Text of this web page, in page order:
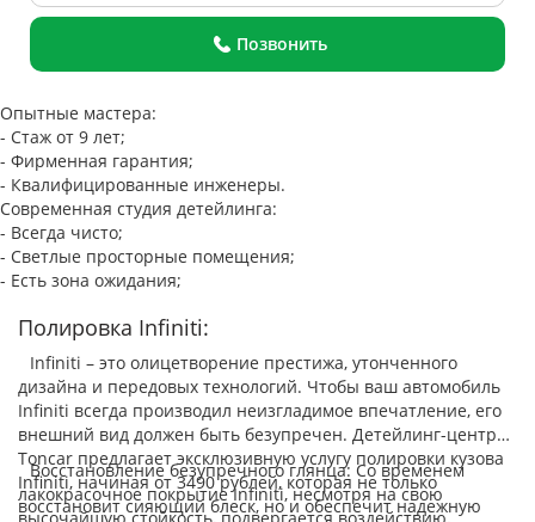
Позвонить
Опытные мастера:
- Стаж от 9 лет;
- Фирменная гарантия;
- Квалифицированные инженеры.
Современная студия детейлинга:
- Всегда чисто;
- Светлые просторные помещения;
- Есть зона ожидания;
Полировка Infiniti:
Infiniti – это олицетворение престижа, утонченного
дизайна и передовых технологий. Чтобы ваш автомобиль
Infiniti всегда производил неизгладимое впечатление, его
внешний вид должен быть безупречен. Детейлинг-центр
Toncar предлагает эксклюзивную услугу полировки кузова
Infiniti, начиная от 3490 рублей, которая не только
восстановит сияющий блеск, но и обеспечит надежную
Восстановление безупречного глянца: Со временем
лакокрасочное покрытие Infiniti, несмотря на свою
высочайшую стойкость, подвергается воздействию.